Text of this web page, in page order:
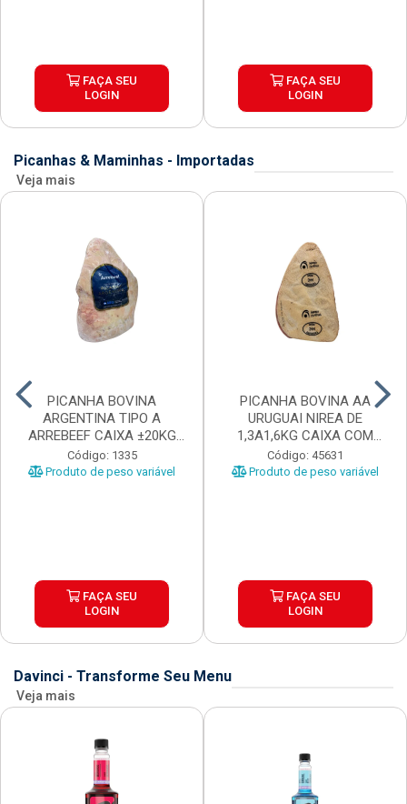
FAÇA SEU
LOGIN
FAÇA SEU
LOGIN
Picanhas & Maminhas - Importadas
Veja mais
PICANHA BOVINA
ARGENTINA TIPO A
ARREBEEF CAIXA ±20KG
PEÇAS 1...
Código: 1335
Produto de peso variável
FAÇA SEU
LOGIN
PICANHA BOVINA AA
URUGUAI NIREA DE
1,3A1,6KG CAIXA COM
±15KG
Código: 45631
Produto de peso variável
FAÇA SEU
LOGIN
Davinci - Transforme Seu Menu
Veja mais